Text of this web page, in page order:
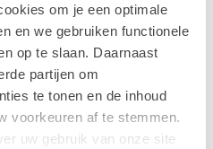
om je een optimale
en we gebruiken functionele
op te slaan. Daarnaast
partijen om
te tonen en de inhoud
voorkeuren af te stemmen.
uw gebruik van onze site
uit een Belgische
staat kwaliteit altijd centraal. Dat
en Pralines/Bonbons,
We kiezen bewust